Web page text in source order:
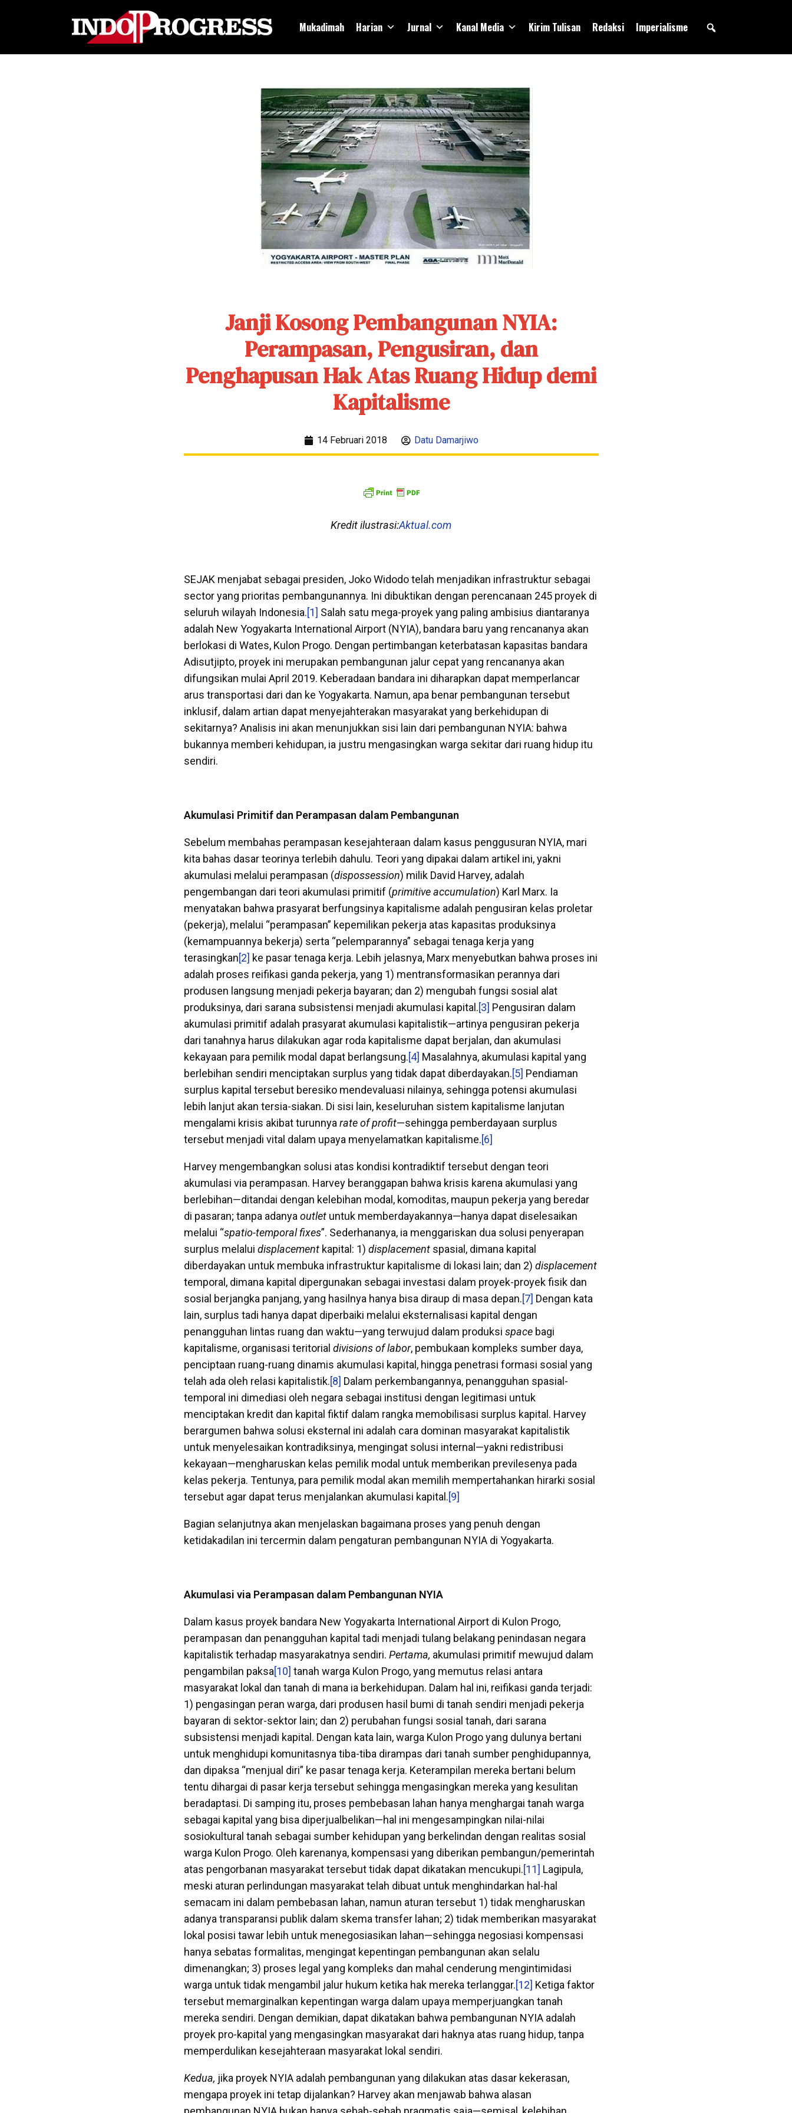
Mukadimah Harian Jurnal Kanal Media Kirim Tulisan Redaksi Imperialisme
Janji Kosong Pembangunan NYIA:
Perampasan, Pengusiran, dan
Penghapusan Hak Atas Ruang Hidup demi
Kapitalisme
14 Februari 2018 Datu Damarjiwo
Kredit ilustrasi:Aktual.com
SEJAK menjabat sebagai presiden, Joko Widodo telah menjadikan infrastruktur sebagai
sector yang prioritas pembangunannya. Ini dibuktikan dengan perencanaan 245 proyek di
seluruh wilayah Indonesia.[1] Salah satu mega-proyek yang paling ambisius diantaranya
adalah New Yogyakarta International Airport (NYIA), bandara baru yang rencananya akan
berlokasi di Wates, Kulon Progo. Dengan pertimbangan keterbatasan kapasitas bandara
Adisutjipto, proyek ini merupakan pembangunan jalur cepat yang rencananya akan
difungsikan mulai April 2019. Keberadaan bandara ini diharapkan dapat memperlancar
arus transportasi dari dan ke Yogyakarta. Namun, apa benar pembangunan tersebut
inklusif, dalam artian dapat menyejahterakan masyarakat yang berkehidupan di
sekitarnya? Analisis ini akan menunjukkan sisi lain dari pembangunan NYIA: bahwa
bukannya memberi kehidupan, ia justru mengasingkan warga sekitar dari ruang hidup itu
sendiri.
Akumulasi Primitif dan Perampasan dalam Pembangunan
Sebelum membahas perampasan kesejahteraan dalam kasus penggusuran NYIA, mari
kita bahas dasar teorinya terlebih dahulu. Teori yang dipakai dalam artikel ini, yakni
akumulasi melalui perampasan (dispossession) milik David Harvey, adalah
pengembangan dari teori akumulasi primitif (primitive accumulation) Karl Marx. Ia
menyatakan bahwa prasyarat berfungsinya kapitalisme adalah pengusiran kelas proletar
(pekerja), melalui “perampasan” kepemilikan pekerja atas kapasitas produksinya
(kemampuannya bekerja) serta “pelemparannya” sebagai tenaga kerja yang
terasingkan[2] ke pasar tenaga kerja. Lebih jelasnya, Marx menyebutkan bahwa proses ini
adalah proses reifikasi ganda pekerja, yang 1) mentransformasikan perannya dari
produsen langsung menjadi pekerja bayaran; dan 2) mengubah fungsi sosial alat
produksinya, dari sarana subsistensi menjadi akumulasi kapital.[3] Pengusiran dalam
akumulasi primitif adalah prasyarat akumulasi kapitalistik—artinya pengusiran pekerja
dari tanahnya harus dilakukan agar roda kapitalisme dapat berjalan, dan akumulasi
kekayaan para pemilik modal dapat berlangsung.[4] Masalahnya, akumulasi kapital yang
berlebihan sendiri menciptakan surplus yang tidak dapat diberdayakan.[5] Pendiaman
surplus kapital tersebut beresiko mendevaluasi nilainya, sehingga potensi akumulasi
lebih lanjut akan tersia-siakan. Di sisi lain, keseluruhan sistem kapitalisme lanjutan
mengalami krisis akibat turunnya rate of profit—sehingga pemberdayaan surplus
tersebut menjadi vital dalam upaya menyelamatkan kapitalisme.[6]
Harvey mengembangkan solusi atas kondisi kontradiktif tersebut dengan teori
akumulasi via perampasan. Harvey beranggapan bahwa krisis karena akumulasi yang
berlebihan—ditandai dengan kelebihan modal, komoditas, maupun pekerja yang beredar
di pasaran; tanpa adanya outlet untuk memberdayakannya—hanya dapat diselesaikan
melalui “spatio-temporal fixes”. Sederhananya, ia menggariskan dua solusi penyerapan
surplus melalui displacement kapital: 1) displacement spasial, dimana kapital
diberdayakan untuk membuka infrastruktur kapitalisme di lokasi lain; dan 2) displacement
temporal, dimana kapital dipergunakan sebagai investasi dalam proyek-proyek fisik dan
sosial berjangka panjang, yang hasilnya hanya bisa diraup di masa depan.[7] Dengan kata
lain, surplus tadi hanya dapat diperbaiki melalui eksternalisasi kapital dengan
penangguhan lintas ruang dan waktu—yang terwujud dalam produksi space bagi
kapitalisme, organisasi teritorial divisions of labor, pembukaan kompleks sumber daya,
penciptaan ruang-ruang dinamis akumulasi kapital, hingga penetrasi formasi sosial yang
telah ada oleh relasi kapitalistik.[8] Dalam perkembangannya, penangguhan spasial-
temporal ini dimediasi oleh negara sebagai institusi dengan legitimasi untuk
menciptakan kredit dan kapital fiktif dalam rangka memobilisasi surplus kapital. Harvey
berargumen bahwa solusi eksternal ini adalah cara dominan masyarakat kapitalistik
untuk menyelesaikan kontradiksinya, mengingat solusi internal—yakni redistribusi
kekayaan—mengharuskan kelas pemilik modal untuk memberikan previlesenya pada
kelas pekerja. Tentunya, para pemilik modal akan memilih mempertahankan hirarki sosial
tersebut agar dapat terus menjalankan akumulasi kapital.[9]
Bagian selanjutnya akan menjelaskan bagaimana proses yang penuh dengan
ketidakadilan ini tercermin dalam pengaturan pembangunan NYIA di Yogyakarta.
Akumulasi via Perampasan dalam Pembangunan NYIA
Dalam kasus proyek bandara New Yogyakarta International Airport di Kulon Progo,
perampasan dan penangguhan kapital tadi menjadi tulang belakang penindasan negara
kapitalistik terhadap masyarakatnya sendiri. Pertama, akumulasi primitif mewujud dalam
pengambilan paksa[10] tanah warga Kulon Progo, yang memutus relasi antara
masyarakat lokal dan tanah di mana ia berkehidupan. Dalam hal ini, reifikasi ganda terjadi:
1) pengasingan peran warga, dari produsen hasil bumi di tanah sendiri menjadi pekerja
bayaran di sektor-sektor lain; dan 2) perubahan fungsi sosial tanah, dari sarana
subsistensi menjadi kapital. Dengan kata lain, warga Kulon Progo yang dulunya bertani
untuk menghidupi komunitasnya tiba-tiba dirampas dari tanah sumber penghidupannya,
dan dipaksa “menjual diri” ke pasar tenaga kerja. Keterampilan mereka bertani belum
tentu dihargai di pasar kerja tersebut sehingga mengasingkan mereka yang kesulitan
beradaptasi. Di samping itu, proses pembebasan lahan hanya menghargai tanah warga
sebagai kapital yang bisa diperjualbelikan—hal ini mengesampingkan nilai-nilai
sosiokultural tanah sebagai sumber kehidupan yang berkelindan dengan realitas sosial
warga Kulon Progo. Oleh karenanya, kompensasi yang diberikan pembangun/pemerintah
atas pengorbanan masyarakat tersebut tidak dapat dikatakan mencukupi.[11] Lagipula,
meski aturan perlindungan masyarakat telah dibuat untuk menghindarkan hal-hal
semacam ini dalam pembebasan lahan, namun aturan tersebut 1) tidak mengharuskan
adanya transparansi publik dalam skema transfer lahan; 2) tidak memberikan masyarakat
lokal posisi tawar lebih untuk menegosiasikan lahan—sehingga negosiasi kompensasi
hanya sebatas formalitas, mengingat kepentingan pembangunan akan selalu
dimenangkan; 3) proses legal yang kompleks dan mahal cenderung mengintimidasi
warga untuk tidak mengambil jalur hukum ketika hak mereka terlanggar.[12] Ketiga faktor
tersebut memarginalkan kepentingan warga dalam upaya memperjuangkan tanah
mereka sendiri. Dengan demikian, dapat dikatakan bahwa pembangunan NYIA adalah
proyek pro-kapital yang mengasingkan masyarakat dari haknya atas ruang hidup, tanpa
memperdulikan kesejahteraan masyarakat lokal sendiri.
Kedua, jika proyek NYIA adalah pembangunan yang dilakukan atas dasar kekerasan,
mengapa proyek ini tetap dijalankan? Harvey akan menjawab bahwa alasan